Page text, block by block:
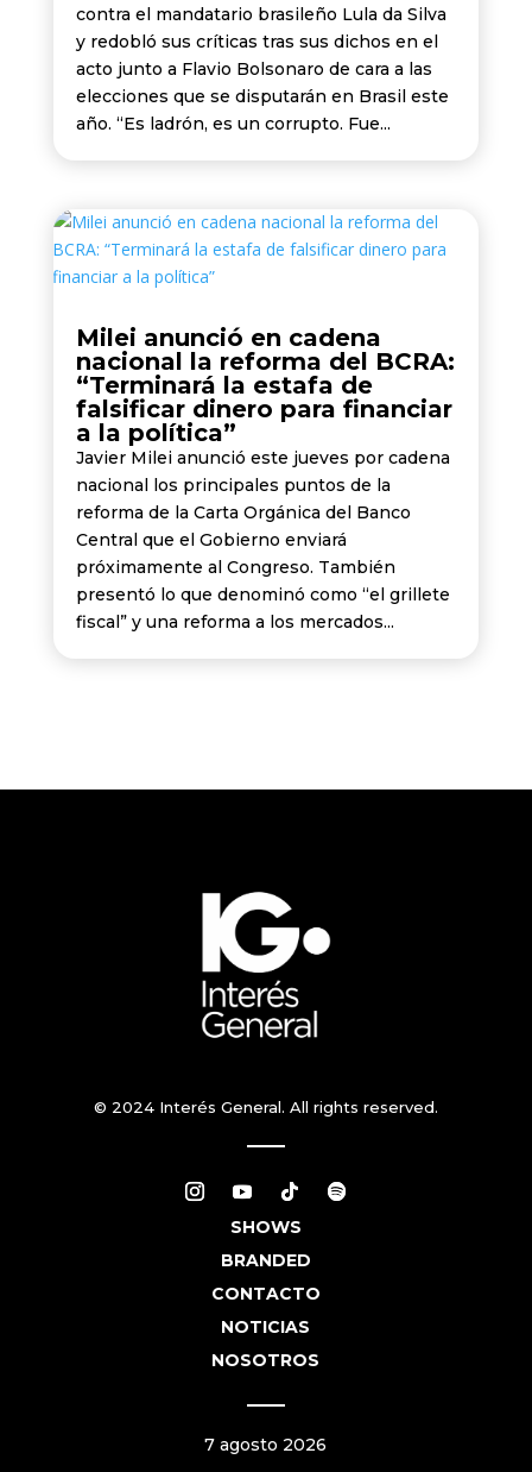
contra el mandatario brasileño Lula da Silva
y redobló sus críticas tras sus dichos en el
acto junto a Flavio Bolsonaro de cara a las
elecciones que se disputarán en Brasil este
año. “Es ladrón, es un corrupto. Fue...
Milei anunció en cadena
nacional la reforma del BCRA:
“Terminará la estafa de
falsificar dinero para financiar
a la política”
Javier Milei anunció este jueves por cadena
nacional los principales puntos de la
reforma de la Carta Orgánica del Banco
Central que el Gobierno enviará
próximamente al Congreso. También
presentó lo que denominó como “el grillete
fiscal” y una reforma a los mercados...
© 2024 Interés General. All rights reserved.
SHOWS
BRANDED
CONTACTO
NOTICIAS
NOSOTROS
7 agosto 2026